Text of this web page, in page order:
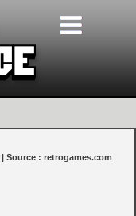
| Source : retrogames.com